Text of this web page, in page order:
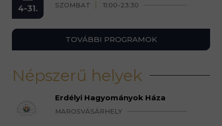
4-31. SZOMBAT 11:00-23:30
TOVÁBBI PROGRAMOK
Népszerű helyek
Erdélyi Hagyományok Háza
MAROSVÁSÁRHELY